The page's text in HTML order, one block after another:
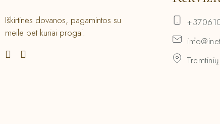
Iškirtinės dovanos, pagamintos su
meile bet kuriai progai.